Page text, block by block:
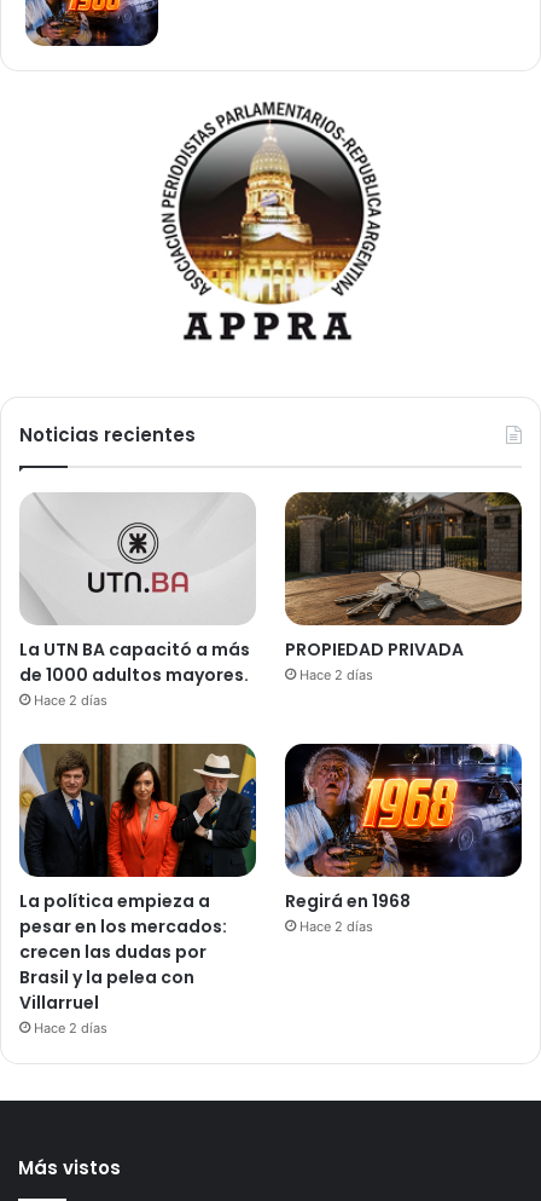
Noticias recientes
La UTN BA capacitó a más
de 1000 adultos mayores.
Hace 2 días
PROPIEDAD PRIVADA
Hace 2 días
La política empieza a
pesar en los mercados:
crecen las dudas por
Brasil y la pelea con
Villarruel
Hace 2 días
Regirá en 1968
Hace 2 días
Más vistos